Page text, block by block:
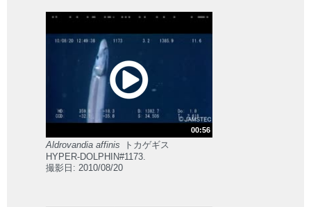
00:56
Aldrovandia affinis
トカゲギス
HYPER-DOLPHIN#1173.
撮影日: 2010/08/20